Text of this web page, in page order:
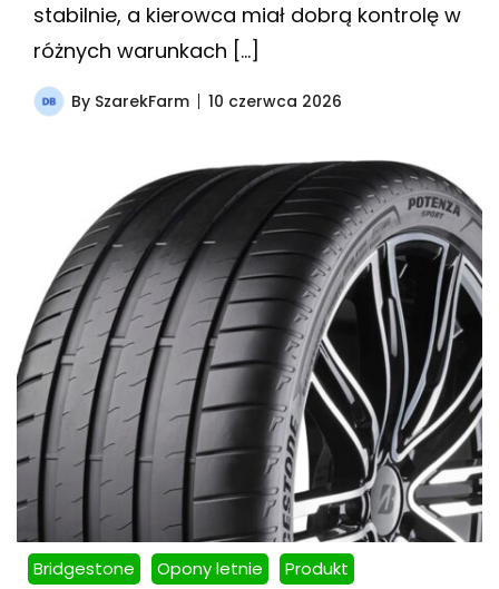
stabilnie, a kierowca miał dobrą kontrolę w
różnych warunkach […]
By SzarekFarm 10 czerwca 2026
Bridgestone Opony letnie Produkt